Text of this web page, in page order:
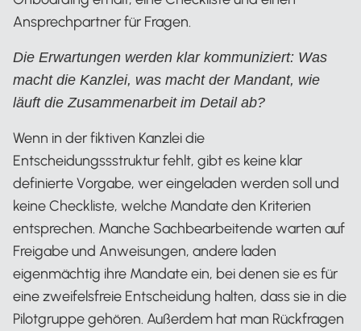
Ansprechpartner für Fragen.
Die Erwartungen werden klar kommuniziert: Was
macht die Kanzlei, was macht der Mandant, wie
läuft die Zusammenarbeit im Detail ab?
Wenn in der fiktiven Kanzlei die
Entscheidungssstruktur fehlt, gibt es keine klar
definierte Vorgabe, wer eingeladen werden soll und
keine Checkliste, welche Mandate den Kriterien
entsprechen. Manche Sachbearbeitende warten auf
Freigabe und Anweisungen, andere laden
eigenmächtig ihre Mandate ein, bei denen sie es für
eine zweifelsfreie Entscheidung halten, dass sie in die
Pilotgruppe gehören. Außerdem hat man Rückfragen